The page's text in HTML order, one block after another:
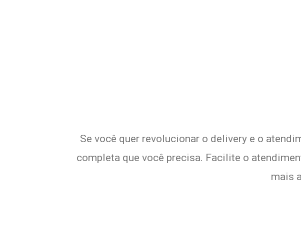
Se você quer revolucionar o delivery e o
completa que você precisa. Facilite o
mais